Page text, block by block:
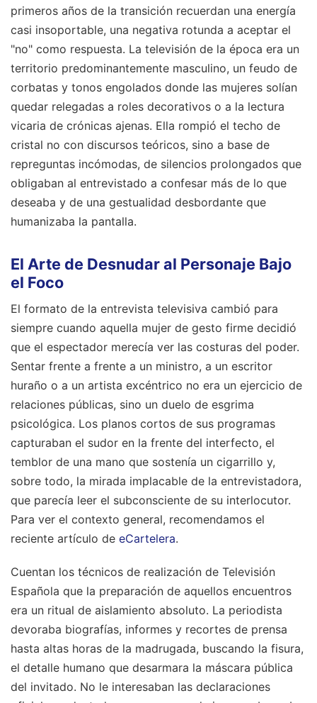
primeros años de la transición recuerdan una energía
casi insoportable, una negativa rotunda a aceptar el
"no" como respuesta. La televisión de la época era un
territorio predominantemente masculino, un feudo de
corbatas y tonos engolados donde las mujeres solían
quedar relegadas a roles decorativos o a la lectura
vicaria de crónicas ajenas. Ella rompió el techo de
cristal no con discursos teóricos, sino a base de
repreguntas incómodas, de silencios prolongados que
obligaban al entrevistado a confesar más de lo que
deseaba y de una gestualidad desbordante que
humanizaba la pantalla.
El Arte de Desnudar al Personaje Bajo
el Foco
El formato de la entrevista televisiva cambió para
siempre cuando aquella mujer de gesto firme decidió
que el espectador merecía ver las costuras del poder.
Sentar frente a frente a un ministro, a un escritor
huraño o a un artista excéntrico no era un ejercicio de
relaciones públicas, sino un duelo de esgrima
psicológica. Los planos cortos de sus programas
capturaban el sudor en la frente del interfecto, el
temblor de una mano que sostenía un cigarrillo y,
sobre todo, la mirada implacable de la entrevistadora,
que parecía leer el subconsciente de su interlocutor.
Para ver el contexto general, recomendamos el
reciente artículo de eCartelera.
Cuentan los técnicos de realización de Televisión
Española que la preparación de aquellos encuentros
era un ritual de aislamiento absoluto. La periodista
devoraba biografías, informes y recortes de prensa
hasta altas horas de la madrugada, buscando la fisura,
el detalle humano que desarmara la máscara pública
del invitado. No le interesaban las declaraciones